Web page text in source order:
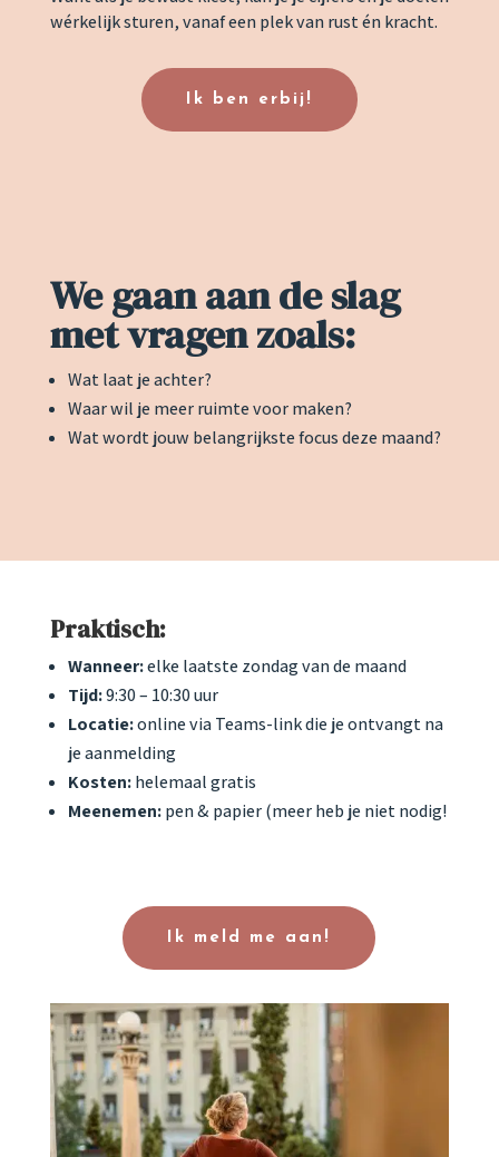
wérkelijk sturen, vanaf een plek van rust én kracht.
Ik ben erbij!
We gaan aan de slag
met vragen zoals:
Wat laat je achter?
Waar wil je meer ruimte voor maken?
Wat wordt jouw belangrijkste focus deze maand?
Praktisch:
Wanneer:elke laatste zondag van de maand
Tijd:9:30 – 10:30 uur
Locatie:online via Teams-link die je ontvangt na
je aanmelding
Kosten:helemaal gratis
Meenemen:pen & papier (meer heb je niet nodig!
Ik meld me aan!